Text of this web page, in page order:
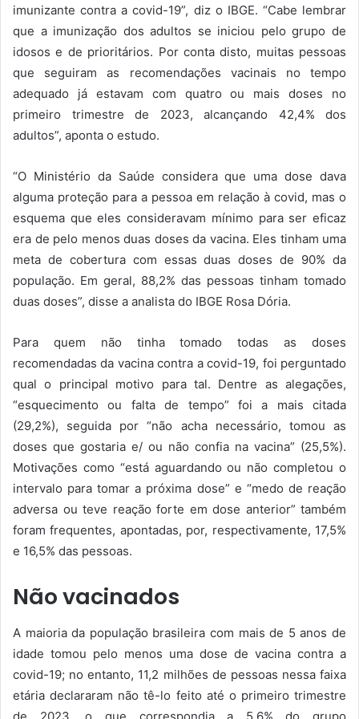
imunizante contra a covid-19”, diz o IBGE. “Cabe lembrar
que a imunização dos adultos se iniciou pelo grupo de
idosos e de prioritários. Por conta disto, muitas pessoas
que seguiram as recomendações vacinais no tempo
adequado já estavam com quatro ou mais doses no
primeiro trimestre de 2023, alcançando 42,4% dos
adultos”, aponta o estudo.
“O Ministério da Saúde considera que uma dose dava
alguma proteção para a pessoa em relação à covid, mas o
esquema que eles consideravam mínimo para ser eficaz
era de pelo menos duas doses da vacina. Eles tinham uma
meta de cobertura com essas duas doses de 90% da
população. Em geral, 88,2% das pessoas tinham tomado
duas doses”, disse a analista do IBGE Rosa Dória.
Para quem não tinha tomado todas as doses
recomendadas da vacina contra a covid-19, foi perguntado
qual o principal motivo para tal. Dentre as alegações,
“esquecimento ou falta de tempo” foi a mais citada
(29,2%), seguida por “não acha necessário, tomou as
doses que gostaria e/ ou não confia na vacina” (25,5%).
Motivações como “está aguardando ou não completou o
intervalo para tomar a próxima dose” e “medo de reação
adversa ou teve reação forte em dose anterior” também
foram frequentes, apontadas, por, respectivamente, 17,5%
e 16,5% das pessoas.
Não vacinados
A maioria da população brasileira com mais de 5 anos de
idade tomou pelo menos uma dose de vacina contra a
covid-19; no entanto, 11,2 milhões de pessoas nessa faixa
etária declararam não tê-lo feito até o primeiro trimestre
de 2023, o que correspondia a 5,6% do grupo